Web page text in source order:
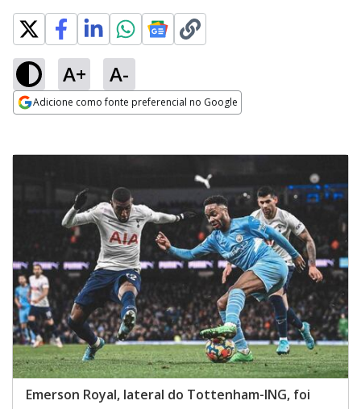
A+ A-
Adicione como fonte preferencial no Google
Emerson Royal, lateral do Tottenham-ING, foi